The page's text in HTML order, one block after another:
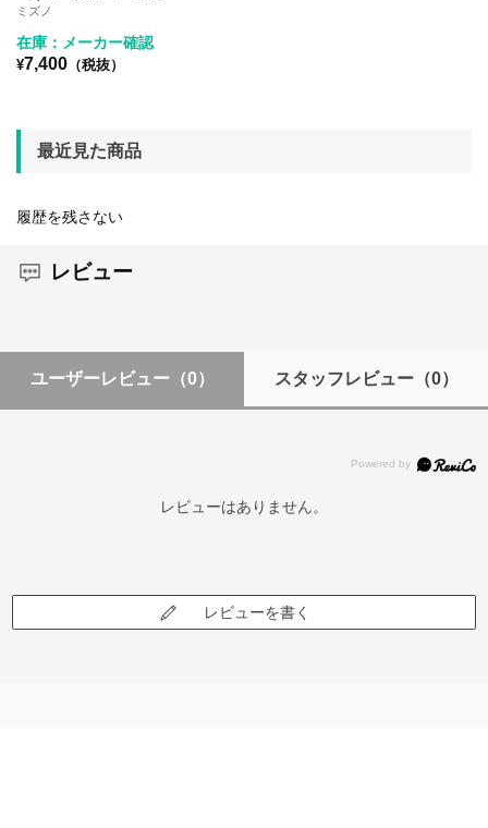
ミズノ
在庫：メーカー確認
¥7,400 （税抜）
最近見た商品
履歴を残さない
レビュー
ユーザーレビュー （0） スタッフレビュー（0）
レビューはありません。
レビューを書く